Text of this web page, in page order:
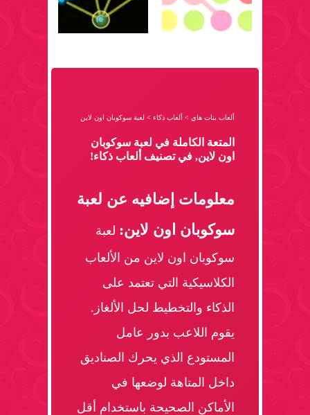
ألعاب بنات هاي > ألعاب ذكاء > لعبة سوكوبان اون لاين
المتعة الكاملة في لعبة سوكوبان
اون لاين, في تصنيف ألعاب ذكاء!
معلومات إضافيه عن لعبة
سوكوبان اون لاين: لعبة
سوكوبان اون لاين من الألعاب
الكلاسيكية التي تعتمد على
الذكاء والتخطيط لحل الألغاز.
يقوم اللاعب بدور عامل
المستودع الذي يحرك الصناديق
داخل المتاهة لوضعها في
الأماكن الصحيحة باستخدام أقل